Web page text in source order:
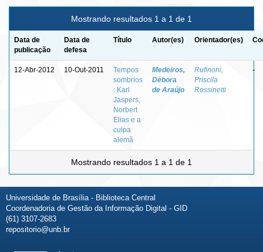
Mostrando resultados 1 a 1 de 1
Data de
publicação
Data de
defesa
Título Autor(es) Orientador(es)
12-Abr-2012 10-Out-2011
Tempos
sombrios
: Karl
Jaspers,
Norbert
Elias e a
culpa
alemã
Medeiros,
Débora
de Araújo
Rufinoni,
Priscila
Rossinetti
-
Mostrando resultados 1 a 1 de 1
Universidade de Brasília - Biblioteca Central
Coordenadoria de Gestão da Informação Digital - GID
(61) 3107-2683
repositorio@unb.br